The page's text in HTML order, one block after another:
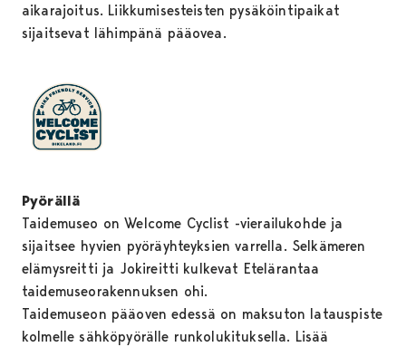
aikarajoitus. Liikkumisesteisten pysäköintipaikat
sijaitsevat lähimpänä pääovea.
Pyörällä
Taidemuseo on Welcome Cyclist -vierailukohde ja
sijaitsee hyvien pyöräyhteyksien varrella. Selkämeren
elämysreitti ja Jokireitti kulkevat Etelärantaa
taidemuseorakennuksen ohi.
Taidemuseon pääoven edessä on maksuton latauspiste
kolmelle sähköpyörälle runkolukituksella. Lisää